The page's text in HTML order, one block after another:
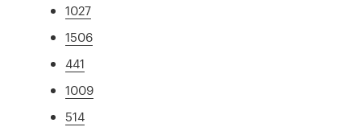
1027
1506
441
1009
514